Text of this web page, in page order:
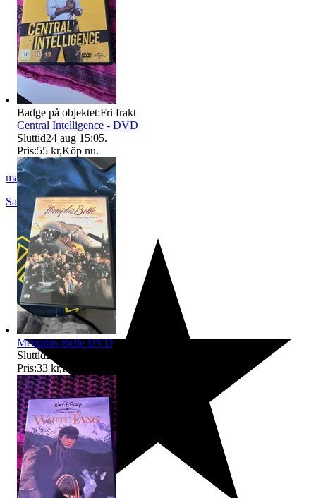
marie77_89
Sandviken,Sverige
Badge på objektet:Fri frakt
Central Intelligence - DVD
Sluttid24 aug 15:05.
Pris:55 kr,Köp nu.
Memphis Belle DVD
Sluttid25 aug 19:46
Pris:33 kr,Köp nu